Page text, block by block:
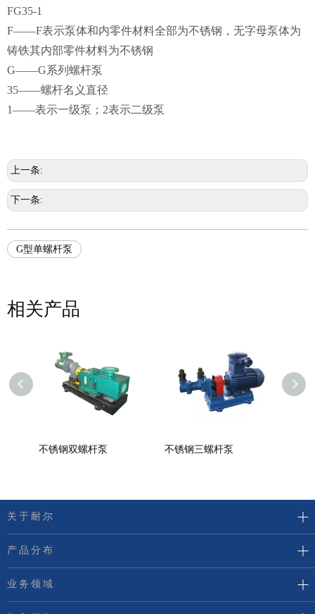
FG35-1
F——F表示泵体和内零件材料全部为不锈钢，无字母泵体为
铸铁其内部零件材料为不锈钢
G——G系列螺杆泵
35——螺杆名义直径
1——表示一级泵；2表示二级泵
上一条:
下一条:
G型单螺杆泵
相关产品
不锈钢双螺杆泵 不锈钢三螺杆泵
关于耐尔
产品分布
业务领域